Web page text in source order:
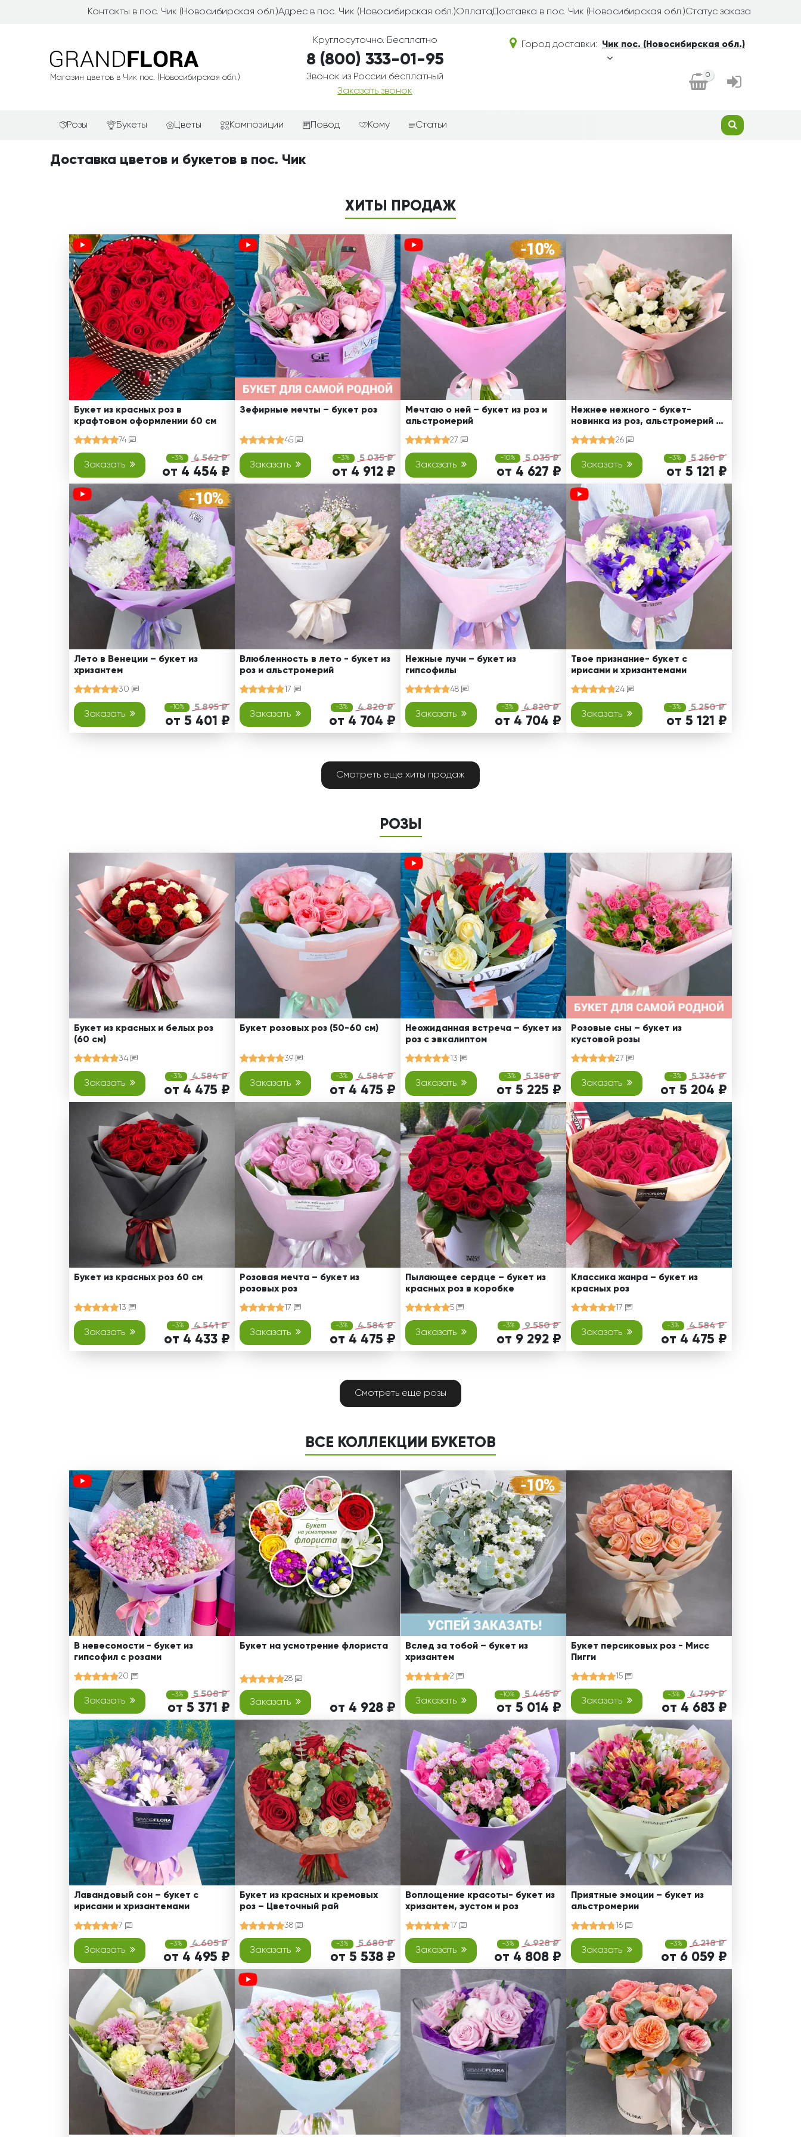
Контакты в пос. Чик (Новосибирская обл.)Адрес в пос. Чик (Новосибирская обл.)ОплатаДоставка в пос. Чик (Новосибирская обл.)Статус заказа
Магазин цветов в Чик пос. (Новосибирская обл.)
Круглосуточно. Бесплатно
8 (800) 333-01-95
Звонок из России бесплатный
Заказать звонок
Город доставки: Чик пос. (Новосибирская обл.)
0
Розы
Розовые розы
Оранжевые розы
Розы поштучно
5 роз
7 роз
11 роз
15 роз
25 роз
51 роза
101 роза
Розы Гран-При
Корзины с розами
Кустовые розы
Миксы из роз
Сердца из роз
Букеты
Авторские букеты
В крафтовой бумаге
Монобукеты
Разноцветные
Эксклюзивные букеты
Цветы
Альстромерии
Орхидеи
Розы
Смешанные
Хризантемы
Эустома
Композиции
Подарочные корзины
Цветочные корзины
Цветы в коробке
Повод
День рождения
Любовь
Просто так
Свадьба
Свидание
Спасибо!
Юбилей
Кому
Мужчине
Папе
Ребенку
Подруге
Сестре
Брату
Врачу
Коллеге
Бабушке
Дедушке
Статьи
Доставка цветов и букетов в пос. Чик
ХИТЫ ПРОДАЖ
Букет из красных роз в
крафтовом оформлении 60 см
74
Заказать
-3% 4 562 ₽
от 4 454 ₽
Зефирные мечты – букет роз
45
Заказать
-3% 5 035 ₽
от 4 912 ₽
Мечтаю о ней – букет из роз и
альстромерий
27
Заказать
-10% 5 035 ₽
от 4 627 ₽
Нежнее нежного - букет-
новинка из роз, альстромерий и
26
Заказать
-3% 5 250 ₽
от 5 121 ₽
Лето в Венеции – букет из
хризантем
30
Заказать
-10% 5 895 ₽
от 5 401 ₽
Влюбленность в лето - букет из
роз и альстромерий
17
Заказать
-3% 4 820 ₽
от 4 704 ₽
Нежные лучи – букет из
гипсофилы
48
Заказать
-3% 4 820 ₽
от 4 704 ₽
Твое признание- букет с
ирисами и хризантемами
24
Заказать
-3% 5 250 ₽
от 5 121 ₽
Смотреть еще хиты продаж
РОЗЫ
Букет из красных и белых роз
(60 см)
34
Заказать
-3% 4 584 ₽
от 4 475 ₽
Букет розовых роз (50-60 см)
39
Заказать
-3% 4 584 ₽
от 4 475 ₽
Неожиданная встреча – букет из
роз с эвкалиптом
13
Заказать
-3% 5 358 ₽
от 5 225 ₽
Розовые сны – букет из
кустовой розы
27
Заказать
-3% 5 336 ₽
от 5 204 ₽
Букет из красных роз 60 см
13
Заказать
-3% 4 541 ₽
от 4 433 ₽
Розовая мечта – букет из
розовых роз
17
Заказать
-3% 4 584 ₽
от 4 475 ₽
Пылающее сердце – букет из
красных роз в коробке
5
Заказать
-3% 9 550 ₽
от 9 292 ₽
Классика жанра – букет из
красных роз
17
Заказать
-3% 4 584 ₽
от 4 475 ₽
Смотреть еще розы
ВСЕ КОЛЛЕКЦИИ БУКЕТОВ
В невесомости - букет из
гипсофил с розами
20
Заказать
-3% 5 508 ₽
от 5 371 ₽
Букет на усмотрение флориста
28
Заказать от 4 928 ₽
Вслед за тобой – букет из
хризантем
2
Заказать
-10% 5 465 ₽
от 5 014 ₽
Букет персиковых роз - Мисс
Пигги
15
Заказать
-3% 4 799 ₽
от 4 683 ₽
Лавандовый сон – букет с
ирисами и хризантемами
7
Заказать
-3% 4 605 ₽
от 4 495 ₽
Букет из красных и кремовых
роз – Цветочный рай
38
Заказать
-3% 5 680 ₽
от 5 538 ₽
Воплощение красоты- букет из
хризантем, эустом и роз
17
Заказать
-3% 4 928 ₽
от 4 808 ₽
Приятные эмоции – букет из
альстромерии
16
Заказать
-3% 6 218 ₽
от 6 059 ₽